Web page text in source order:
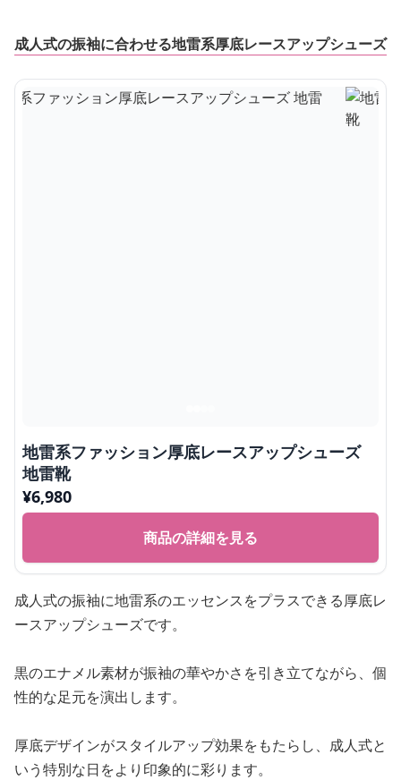
成人式の振袖に合わせる地雷系厚底レースアップシューズ
地雷系ファッション厚底レースアップシューズ
地雷靴
¥6,980
商品の詳細を見る
成人式の振袖に地雷系のエッセンスをプラスできる厚底レ
ースアップシューズです。
黒のエナメル素材が振袖の華やかさを引き立てながら、個
性的な足元を演出します。
厚底デザインがスタイルアップ効果をもたらし、成人式と
いう特別な日をより印象的に彩ります。